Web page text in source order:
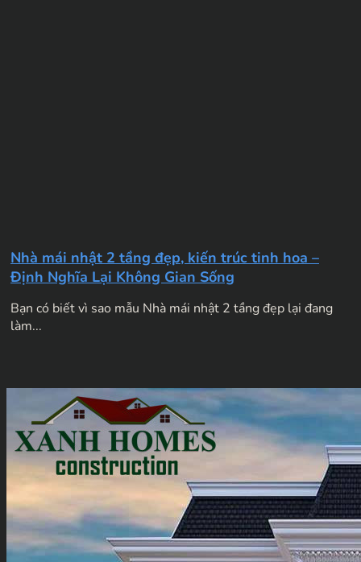
Nhà mái nhật 2 tầng đẹp, kiến trúc tinh hoa –
Định Nghĩa Lại Không Gian Sống
Bạn có biết vì sao mẫu Nhà mái nhật 2 tầng đẹp lại đang
làm...